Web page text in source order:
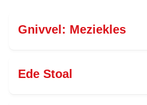
Gnivvel: Meziekles
Ede Stoal